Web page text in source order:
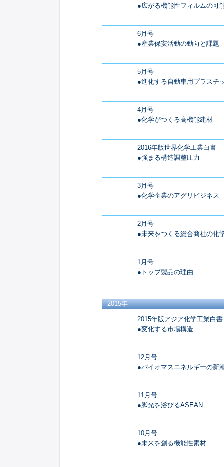
●広がる機能性フィルムの可
6月号
●産業保安活動の動向と課題
5月号
●進化する自動車用プラスチ
4月号
●化学がつくる高機能建材
2016年版世界化学工業白書
●強まる構造調整圧力
3月号
●化学企業のアグリビジネス
2月号
●未来をつくる総合商社の化
1月号
●トップ製品の理由
2015年
2015年版アジア化学工業白書
●変化する市場構造
12月号
●バイオマスエネルギーの新
11月号
●脚光を浴びるASEAN
10月号
●未来を創る機能性素材